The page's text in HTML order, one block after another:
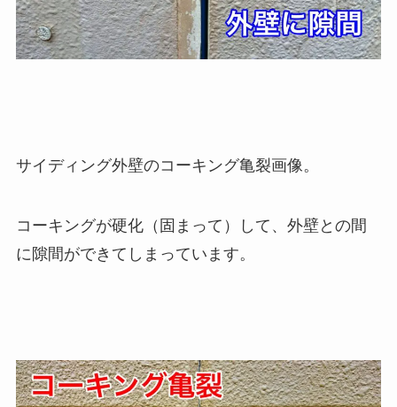
サイディング外壁のコーキング亀裂画像。
コーキングが硬化（固まって）して、外壁との間
に隙間ができてしまっています。